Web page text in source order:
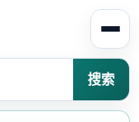
搜索